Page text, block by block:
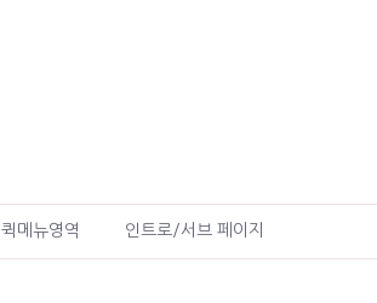
메뉴영역 인트로/서브 페이지